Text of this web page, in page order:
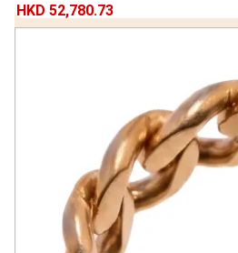
HKD 52,780.73